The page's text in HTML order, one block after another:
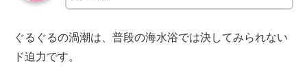
ぐるぐるの渦潮は、普段の海水浴では決してみられない
ド迫力です。